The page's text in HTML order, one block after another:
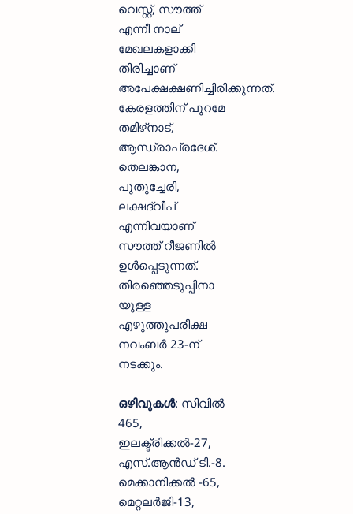
വെസ്റ്റ്, സൗത്ത്
എന്നീ നാല്
മേഖലകളാക്കി
തിരിച്ചാണ്
അപേക്ഷക്ഷണിച്ചിരിക്കുന്നത്.
കേരളത്തിന് പുറമേ
തമിഴ്‌നാട്,
ആന്ധ്രാപ്രദേശ്.
തെലങ്കാന,
പുതുച്ചേരി,
ലക്ഷദ്വീപ്
എന്നിവയാണ്
സൗത്ത് റീജണിൽ
ഉൾപ്പെടുന്നത്.
തിരഞ്ഞെടുപ്പിനാ
യുള്ള
എഴുത്തുപരീക്ഷ
നവംബർ 23-ന്
നടക്കും.
ഒഴിവുകൾ: സിവിൽ
465,
ഇലക്ട്രിക്കൽ-27,
എസ്.ആൻഡ് ടി.-8.
മെക്കാനിക്കൽ -65,
മെറ്റലർജി-13,